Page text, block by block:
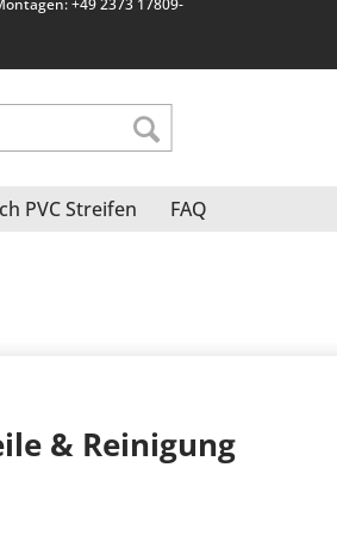
+49 2373 17809-
PVC Streifen FAQ
& Reinigung